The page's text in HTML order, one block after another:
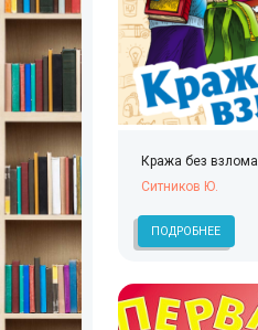
Кража без взлома
Ситников Ю.
ПОДРОБНЕЕ